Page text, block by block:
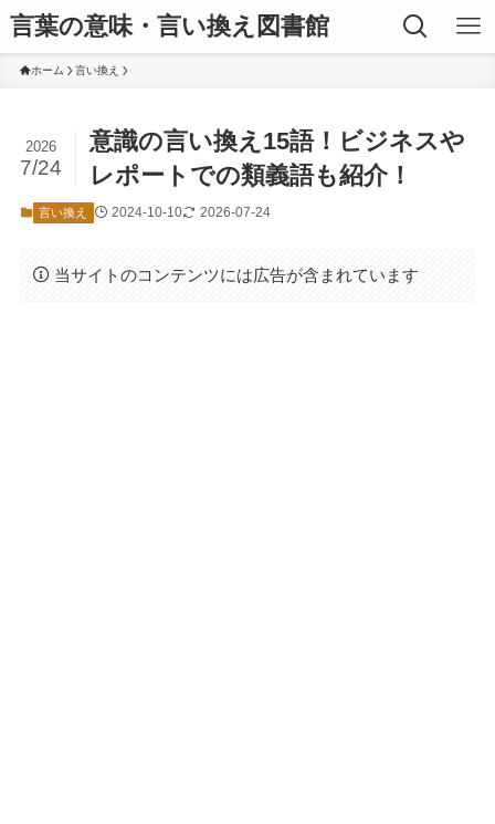
言葉の意味・言い換え図書館
ホーム 言い換え
意識の言い換え15語！ビジネスや
レポートでの類義語も紹介！
2026
7/24
言い換え 2024-10-10 2026-07-24
当サイトのコンテンツには広告が含まれています